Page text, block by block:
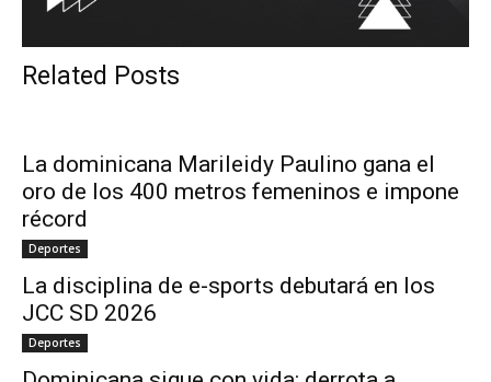
Related Posts
La dominicana Marileidy Paulino gana el
oro de los 400 metros femeninos e impone
récord
Deportes
La disciplina de e-sports debutará en los
JCC SD 2026
Deportes